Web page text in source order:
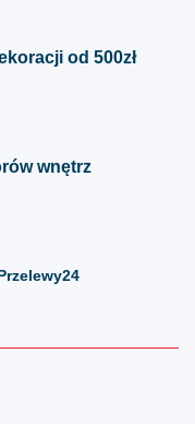
można
od 500zł
wnętrz